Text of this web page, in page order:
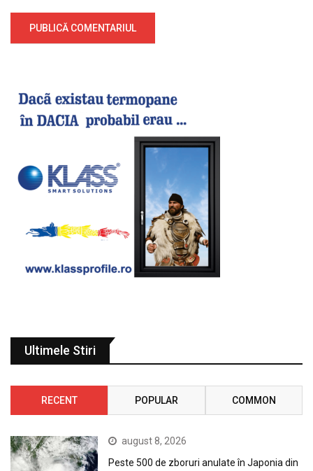
Ultimele Stiri
RECENT POPULAR COMMON
august 8, 2026
Peste 500 de zboruri anulate în Japonia din